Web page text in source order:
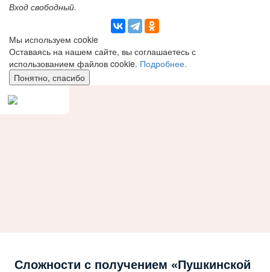
Вход свободный.
Мы используем сookie
Оставаясь на нашем сайте, вы соглашаетесь с
использованием файлов cookie. Подробнее.
Понятно, спасибо
Сложности с получением «Пушкинской